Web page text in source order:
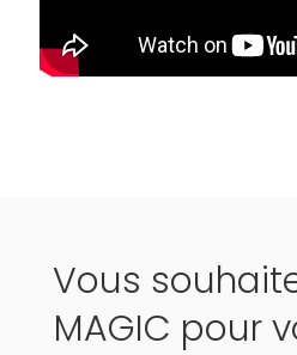
Vous
MAGIC pour